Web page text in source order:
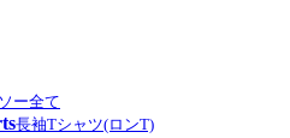
ー全て
長袖Tシャツ(ロンT)